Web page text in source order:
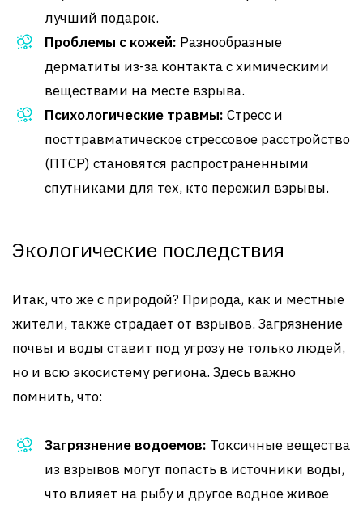
лучший подарок.
Проблемы с кожей: Разнообразные
дерматиты из-за контакта с химическими
веществами на месте взрыва.
Психологические травмы: Стресс и
посттравматическое стрессовое расстройство
(ПТСР) становятся распространенными
спутниками для тех, кто пережил взрывы.
Экологические последствия
Итак, что же с природой? Природа, как и местные
жители, также страдает от взрывов. Загрязнение
почвы и воды ставит под угрозу не только людей,
но и всю экосистему региона. Здесь важно
помнить, что:
Загрязнение водоемов: Токсичные вещества
из взрывов могут попасть в источники воды,
что влияет на рыбу и другое водное живое